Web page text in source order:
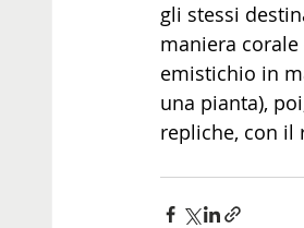
gli stessi
maniera corale
emistichio in
una pianta),
repliche, con il